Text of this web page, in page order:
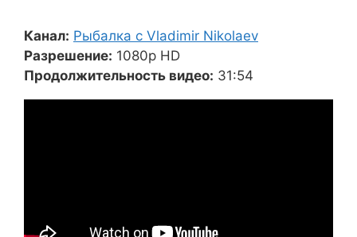
Канал: Рыбалка с Vladimir Nikolaev
Разрешение: 1080p HD
Продолжительность видео: 31:54